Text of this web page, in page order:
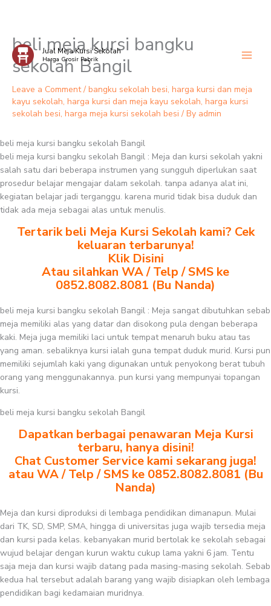
Skip
content
Jual Meja Kursi Sekolah
Harga Grosir Pabrik
beli meja kursi bangku
sekolah Bangil
Leave a Comment / bangku sekolah besi, harga kursi dan meja
kayu sekolah, harga kursi dan meja kayu sekolah, harga kursi
sekolah besi, harga meja kursi sekolah besi / By admin
beli meja kursi bangku sekolah Bangil
beli meja kursi bangku sekolah Bangil : Meja dan kursi sekolah yakni
salah satu dari beberapa instrumen yang sungguh diperlukan saat
prosedur belajar mengajar dalam sekolah. tanpa adanya alat ini,
kegiatan belajar jadi terganggu. karena murid tidak bisa duduk dan
tidak ada meja sebagai alas untuk menulis.
Tertarik beli Meja Kursi Sekolah kami? Cek
keluaran terbarunya!
Klik Disini
Atau silahkan WA / Telp / SMS ke
0852.8082.8081 (Bu Nanda)
beli meja kursi bangku sekolah Bangil : Meja sangat dibutuhkan sebab
meja memiliki alas yang datar dan disokong pula dengan beberapa
kaki. Meja juga memiliki laci untuk tempat menaruh buku atau tas
yang aman. sebaliknya kursi ialah guna tempat duduk murid. Kursi pun
memiliki sejumlah kaki yang digunakan untuk penyokong berat tubuh
orang yang menggunakannya. pun kursi yang mempunyai topangan
kursi.
beli meja kursi bangku sekolah Bangil
Dapatkan berbagai penawaran Meja Kursi
terbaru, hanya disini!
Chat Customer Service kami sekarang juga!
atau WA / Telp / SMS ke 0852.8082.8081 (Bu
Nanda)
Meja dan kursi diproduksi di lembaga pendidikan dimanapun. Mulai
dari TK, SD, SMP, SMA, hingga di universitas juga wajib tersedia meja
dan kursi pada kelas. kebanyakan murid bertolak ke sekolah sebagai
wujud belajar dengan kurun waktu cukup lama yakni 6 jam. Tentu
saja meja dan kursi wajib datang pada masing-masing sekolah. Sebab
kedua hal tersebut adalah barang yang wajib disiapkan oleh lembaga
pendidikan bagi kedamaian muridnya.